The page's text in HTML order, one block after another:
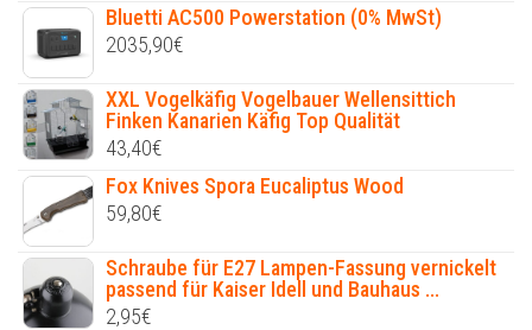
Bluetti AC500 Powerstation (0% MwSt)
2035,90€
XXL Vogelkäfig Vogelbauer Wellensittich
Finken Kanarien Käfig Top Qualität
43,40€
Fox Knives Spora Eucaliptus Wood
59,80€
Schraube für E27 Lampen-Fassung vernickelt
passend für Kaiser Idell und Bauhaus ...
2,95€